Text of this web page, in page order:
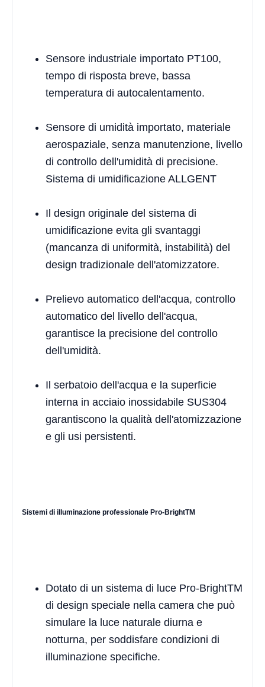
Sensore industriale importato PT100,
tempo di risposta breve, bassa
temperatura di autocalentamento.
Sensore di umidità importato, materiale
aerospaziale, senza manutenzione, livello
di controllo dell'umidità di precisione.
Sistema di umidificazione ALLGENT
Il design originale del sistema di
umidificazione evita gli svantaggi
(mancanza di uniformità, instabilità) del
design tradizionale dell'atomizzatore.
Prelievo automatico dell'acqua, controllo
automatico del livello dell'acqua,
garantisce la precisione del controllo
dell'umidità.
Il serbatoio dell'acqua e la superficie
interna in acciaio inossidabile SUS304
garantiscono la qualità dell'atomizzazione
e gli usi persistenti.
Sistemi di illuminazione professionale Pro-BrightTM
Dotato di un sistema di luce Pro-BrightTM
di design speciale nella camera che può
simulare la luce naturale diurna e
notturna, per soddisfare condizioni di
illuminazione specifiche.